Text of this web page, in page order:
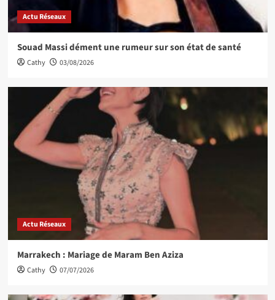
Actu Réseaux
Souad Massi dément une rumeur sur son état de santé
Cathy 03/08/2026
Actu Réseaux
Marrakech : Mariage de Maram Ben Aziza
Cathy 07/07/2026